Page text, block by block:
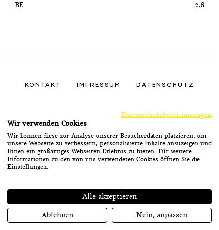
BE 2.6
KONTAKT IMPRESSUM DATENSCHUTZ
FACEBOOK
INSTAGRAM
TIKTOK
Ströck-Feierabend
Datenschutzbestimmungen
Wir verwenden Cookies
Wir können diese zur Analyse unserer Besucherdaten platzieren, um
unsere Webseite zu verbessern, personalisierte Inhalte anzuzeigen und
Ihnen ein großartiges Webseiten-Erlebnis zu bieten. Für weitere
Informationen zu den von uns verwendeten Cookies öffnen Sie die
Einstellungen.
Alle akzeptieren
Ablehnen Nein, anpassen